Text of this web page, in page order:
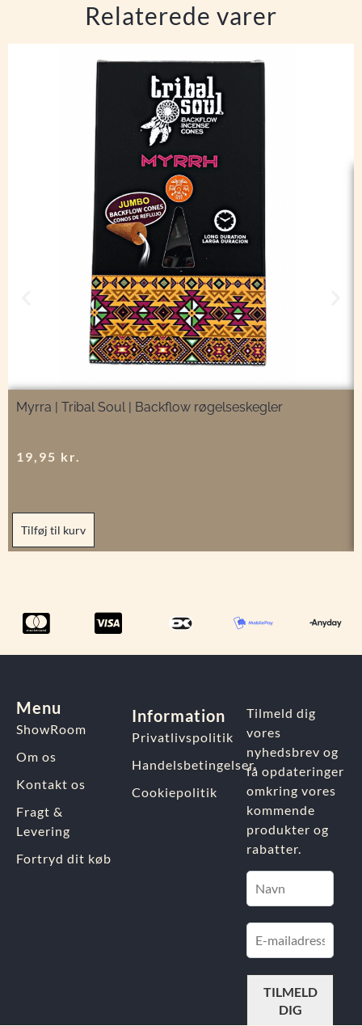
Relaterede varer
Myrra | Tribal Soul | Backflow røgelseskegler
19,95 kr.
Tilføj til kurv
Menu
ShowRoom
Om os
Kontakt os
Fragt &
Levering
Fortryd dit køb
Information
Privatlivspolitik
Handelsbetingelser
Cookiepolitik
Tilmeld dig
vores
nyhedsbrev og
få opdateringer
omkring vores
kommende
produkter og
rabatter.